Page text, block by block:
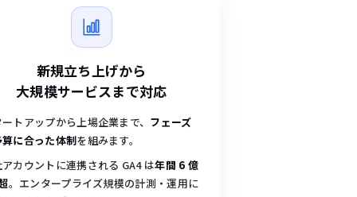
新規立ち上げから
大規模サービスまで対応
トアップから上場企業まで、 フェーズ
算に合った体制を組みます。
カウントに連携される GA4 は年間 6 億
。エンタープライズ規模の計測・運用に